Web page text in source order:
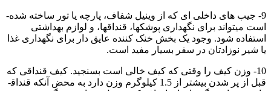
9- جیب­ های داخلی ­ای که از وینیل شفاف، پارچه یا تور ساخته شده­
است می­تواند برای نگهداری پوشک­ها، قنداق­ها، و لوازم بهداشتی
استفاده شود. وجود یک بخش خنک­ کننده عایق­ دار برای نگهداری غذا
یا شیر نوزادتان در سفر بسیار مفید است.
10- وزن کیف را وقتی که کیف خالی است بسنجید. کیف قنداقی که
قبل از پر شدن بیشتر از 1.5 کیلوگرم وزن دارد به محض آنکه قنداق­